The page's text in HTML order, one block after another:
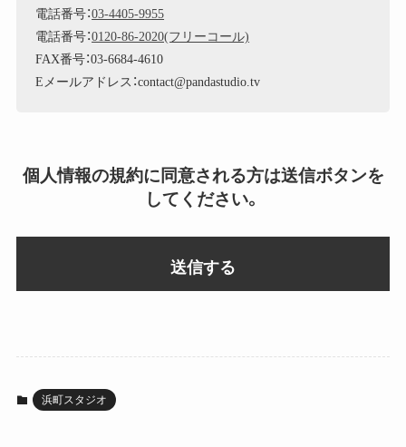
電話番号：03-4405-9955
電話番号：0120-86-2020(フリーコール)
FAX番号：03-6684-4610
Eメールアドレス：contact@pandastudio.tv
個人情報の規約に同意される方は送信ボタンを
してください。
浜町スタジオ